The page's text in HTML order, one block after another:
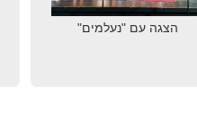
הצגה עם "נעלמים"